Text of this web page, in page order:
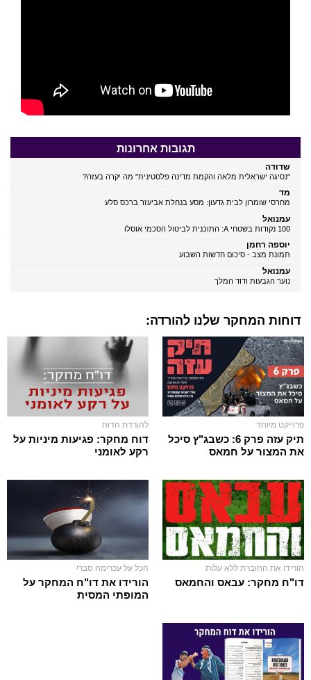
תגובות אחרונות
שדודה
"נסיגה ישראלית מלאה והקמת מדינה פלסטינית" מה יקרה בעזה?
מד
מחרסי שומרון לבית גדעון: מסע בנחלת אביעזר ברכס סלע
עמנואל
100 נקודות בשטחי A: התוכנית לביטול הסכמי אוסלו
יוספה רחמן
תמונת מצב - סיכום חדשות השבוע
עמנואל
נוער הגבעות ודוד המלך
דוחות המחקר שלנו להורדה:
פרוייקט מיוחד
תיק עזה פרק 6: כשבג"ץ סיכל
את המצור על חמאס
להורדת הדוח
דוח מחקר: פגיעות מיניות על
רקע לאומני
הורידו את החוברת ללא עלות
דו"ח מחקר: עבאס והחמאס
הכל על עכרימה סברי
הורידו את דו"ח המחקר על
המופתי המסית